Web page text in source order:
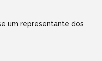
um representante dos